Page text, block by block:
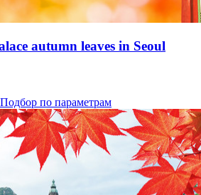
autumn leaves in Seoul
Подбор по параметрам